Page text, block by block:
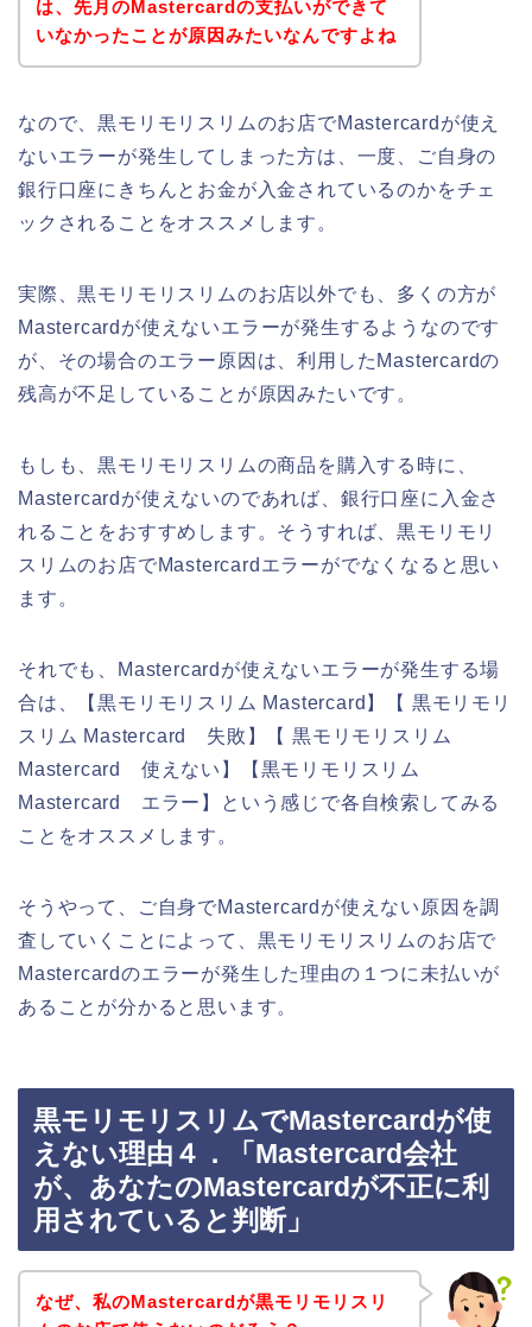
は、先月のMastercardの支払いができて
いなかったことが原因みたいなんですよね
なので、黒モリモリスリムのお店でMastercardが使え
ないエラーが発生してしまった方は、一度、ご自身の
銀行口座にきちんとお金が入金されているのかをチェ
ックされることをオススメします。
実際、黒モリモリスリムのお店以外でも、多くの方が
Mastercardが使えないエラーが発生するようなのです
が、その場合のエラー原因は、利用したMastercardの
残高が不足していることが原因みたいです。
もしも、黒モリモリスリムの商品を購入する時に、
Mastercardが使えないのであれば、銀行口座に入金さ
れることをおすすめします。そうすれば、黒モリモリ
スリムのお店でMastercardエラーがでなくなると思い
ます。
それでも、Mastercardが使えないエラーが発生する場
合は、【黒モリモリスリム Mastercard】【 黒モリモリ
スリム Mastercard 失敗】【 黒モリモリスリム
Mastercard 使えない】【黒モリモリスリム
Mastercard エラー】という感じで各自検索してみる
ことをオススメします。
そうやって、ご自身でMastercardが使えない原因を調
査していくことによって、黒モリモリスリムのお店で
Mastercardのエラーが発生した理由の１つに未払いが
あることが分かると思います。
黒モリモリスリムでMastercardが使
えない理由４．「Mastercard会社
が、あなたのMastercardが不正に利
用されていると判断」
なぜ、私のMastercardが黒モリモリスリ